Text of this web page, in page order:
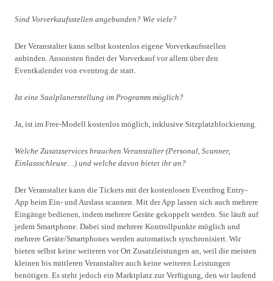
Sind Vorverkaufsstellen angebunden? Wie viele?
Der Veranstalter kann selbst kostenlos eigene Vorverkaufsstellen
anbinden. Ansonsten findet der Vorverkauf vor allem über den
Eventkalender von eventrog.de statt.
Ist eine Saalplanerstellung im Programm möglich?
Ja, ist im Free-Modell kostenlos möglich, inklusive Sitzplatzblockierung.
Welche Zusatzservices brauchen Veranstalter (Personal, Scanner,
Einlassschleuse…) und welche davon bietet ihr an?
Der Veranstalter kann die Tickets mit der kostenlosen Eventfrog Entry-
App beim Ein- und Auslass scannen. Mit der App lassen sich auch mehrere
Eingänge bedienen, indem mehrere Geräte gekoppelt werden. Sie läuft auf
jedem Smartphone. Dabei sind mehrere Kontrollpunkte möglich und
mehrere Geräte/Smartphones werden automatisch synchronisiert. Wir
bieten selbst keine weiteren vor Ort Zusatzleistungen an, weil die meisten
kleinen bis mittleren Veranstalter auch keine weiteren Leistungen
benötigen. Es steht jedoch ein Marktplatz zur Verfügung, den wir laufend